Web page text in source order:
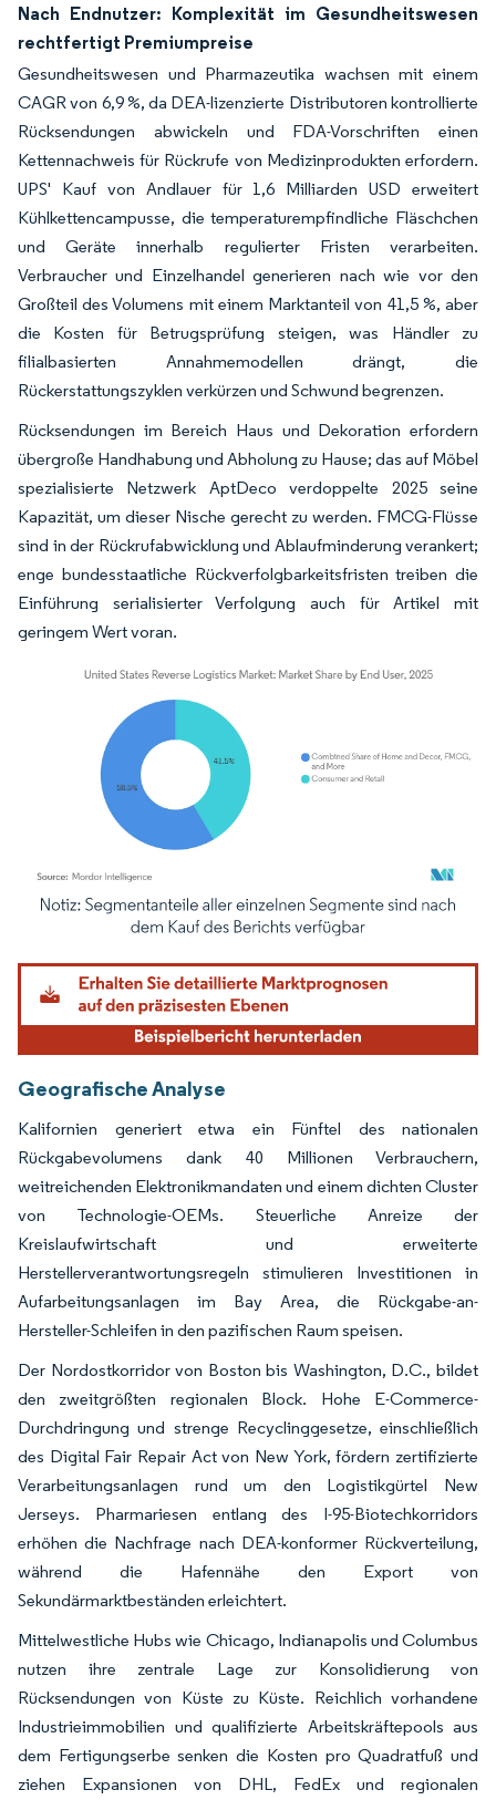
Nach Endnutzer: Komplexität im Gesundheitswesen
rechtfertigt Premiumpreise
Gesundheitswesen und Pharmazeutika wachsen mit einem
CAGR von 6,9 %, da DEA-lizenzierte Distributoren kontrollierte
Rücksendungen abwickeln und FDA-Vorschriften einen
Kettennachweis für Rückrufe von Medizinprodukten erfordern.
UPS' Kauf von Andlauer für 1,6 Milliarden USD erweitert
Kühlkettencampusse, die temperaturempfindliche Fläschchen
und Geräte innerhalb regulierter Fristen verarbeiten.
Verbraucher und Einzelhandel generieren nach wie vor den
Großteil des Volumens mit einem Marktanteil von 41,5 %, aber
die Kosten für Betrugsprüfung steigen, was Händler zu
filialbasierten Annahmemodellen drängt, die
Rückerstattungszyklen verkürzen und Schwund begrenzen.
Rücksendungen im Bereich Haus und Dekoration erfordern
übergroße Handhabung und Abholung zu Hause; das auf Möbel
spezialisierte Netzwerk AptDeco verdoppelte 2025 seine
Kapazität, um dieser Nische gerecht zu werden. FMCG-Flüsse
sind in der Rückrufabwicklung und Ablaufminderung verankert;
enge bundesstaatliche Rückverfolgbarkeitsfristen treiben die
Einführung serialisierter Verfolgung auch für Artikel mit
geringem Wert voran.
Bild © Mordor Intelligence. Wiederverwendung erfordert Namensnennung
Geografische Analyse
Kalifornien generiert etwa ein Fünftel des nationalen
Rückgabevolumens dank 40 Millionen Verbrauchern,
weitreichenden Elektronikmandaten und einem dichten Cluster
von Technologie-OEMs. Steuerliche Anreize der
Kreislaufwirtschaft und erweiterte
Herstellerverantwortungsregeln stimulieren Investitionen in
Aufarbeitungsanlagen im Bay Area, die Rückgabe-an-
Hersteller-Schleifen in den pazifischen Raum speisen.
Der Nordostkorridor von Boston bis Washington, D.C., bildet
den zweitgrößten regionalen Block. Hohe E-Commerce-
Durchdringung und strenge Recyclinggesetze, einschließlich
des Digital Fair Repair Act von New York, fördern zertifizierte
Verarbeitungsanlagen rund um den Logistikgürtel New
Jerseys. Pharmariesen entlang des I-95-Biotechkorridors
erhöhen die Nachfrage nach DEA-konformer Rückverteilung,
während die Hafennähe den Export von
Sekundärmarktbeständen erleichtert.
Mittelwestliche Hubs wie Chicago, Indianapolis und Columbus
nutzen ihre zentrale Lage zur Konsolidierung von
Rücksendungen von Küste zu Küste. Reichlich vorhandene
Industrieimmobilien und qualifizierte Arbeitskräftepools aus
dem Fertigungserbe senken die Kosten pro Quadratfuß und
ziehen Expansionen von DHL, FedEx und regionalen